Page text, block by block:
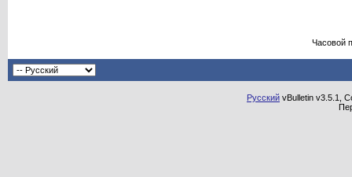
Часовой
Русский vBulletin v3.5.1,